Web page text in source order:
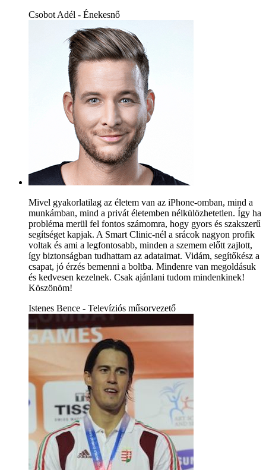
Csobot Adél - Énekesnő
Mivel gyakorlatilag az életem van az iPhone-omban, mind a
munkámban, mind a privát életemben nélkülözhetetlen. Így ha
probléma merül fel fontos számomra, hogy gyors és szakszerű
segítséget kapjak. A Smart Clinic-nél a srácok nagyon profik
voltak és ami a legfontosabb, minden a szemem előtt zajlott,
így biztonságban tudhattam az adataimat. Vidám, segítőkész a
csapat, jó érzés bemenni a boltba. Mindenre van megoldásuk
és kedvesen kezelnek. Csak ajánlani tudom mindenkinek!
Köszönöm!
Istenes Bence - Televíziós műsorvezető